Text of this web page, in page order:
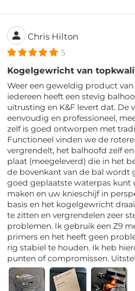
Chris Hilton
5
Kogelgewricht van
Weer een geweldig product van
iedereen heeft een stevig
uitrusting en K&F levert dat. De
eenvoudig en professioneel,
zelf is goed ontworpen met
Functioneel vinden we de
vergrendelt, het balhoofd zelf
plaat (meegeleverd) die in het
de bovenkant van de bal wordt
goed geplaatste waterpas kunt
maken en uw knieschijf in
basis en het kogelgewricht
te zitten en vergrendelen zeer
problemen. Ik gebruik een Z9
primers en het heeft geen
rig stabiel te houden. Ik heb
punten of compromissen.